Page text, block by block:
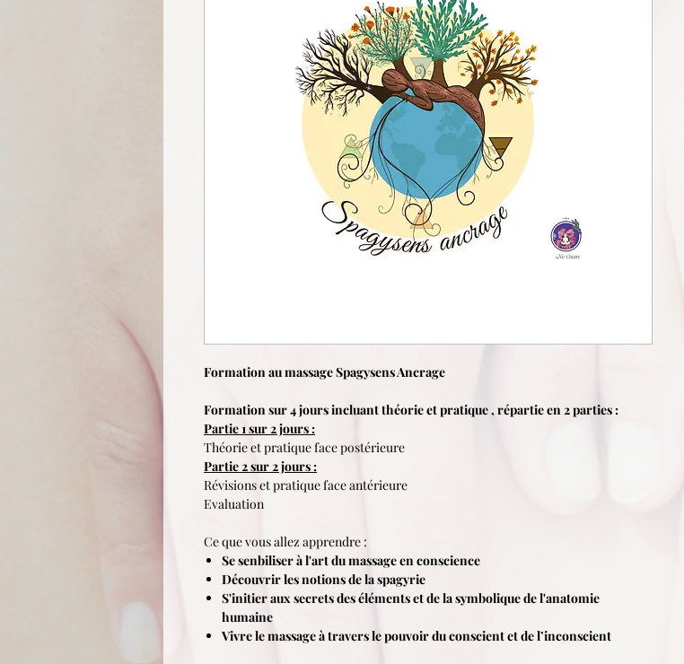
Formation au massage Spagysens Ancrage
Formation sur 4 jours incluant théorie et pratique , répartie en 2 parties :
Partie 1 sur 2 jours :
Théorie et pratique face postérieure
Partie 2 sur 2 jours :
Révisions et pratique face antérieure
Evaluation
Ce que vous allez apprendre :
Se senbiliser à l'art du massage en conscience
Découvrir les notions de la spagyrie
S'initier aux secrets des éléments et de la symbolique de l'anatomie
humaine
Vivre le massage à travers le pouvoir du conscient et de l’inconscient